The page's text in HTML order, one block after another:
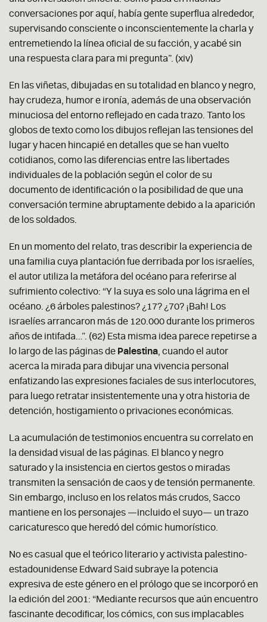
conversaciones por aquí, había gente superflua alrededor,
supervisando consciente o inconscientemente la charla y
entremetiendo la línea oficial de su facción, y acabé sin
una respuesta clara para mi pregunta”. (xiv)
En las viñetas, dibujadas en su totalidad en blanco y negro,
hay crudeza, humor e ironía, además de una observación
minuciosa del entorno reflejado en cada trazo. Tanto los
globos de texto como los dibujos reflejan las tensiones del
lugar y hacen hincapié en detalles que se han vuelto
cotidianos, como las diferencias entre las libertades
individuales de la población según el color de su
documento de identificación o la posibilidad de que una
conversación termine abruptamente debido a la aparición
de los soldados.
En un momento del relato, tras describir la experiencia de
una familia cuya plantación fue derribada por los israelíes,
el autor utiliza la metáfora del océano para referirse al
sufrimiento colectivo: “Y la suya es solo una lágrima en el
océano. ¿6 árboles palestinos? ¿17? ¿70? ¡Bah! Los
israelíes arrancaron más de 120.000 durante los primeros
años de intifada…”. (62) Esta misma idea parece repetirse a
lo largo de las páginas de Palestina , cuando el autor
acerca la mirada para dibujar una vivencia personal
enfatizando las expresiones faciales de sus interlocutores,
para luego retratar insistentemente una y otra historia de
detención, hostigamiento o privaciones económicas.
La acumulación de testimonios encuentra su correlato en
la densidad visual de las páginas. El blanco y negro
saturado y la insistencia en ciertos gestos o miradas
transmiten la sensación de caos y de tensión permanente.
Sin embargo, incluso en los relatos más crudos, Sacco
mantiene en los personajes —incluido el suyo— un trazo
caricaturesco que heredó del cómic humorístico.
No es casual que el teórico literario y activista palestino-
estadounidense Edward Said subraye la potencia
expresiva de este género en el prólogo que se incorporó en
la edición del 2001: “Mediante recursos que aún encuentro
fascinante decodificar, los cómics, con sus implacables